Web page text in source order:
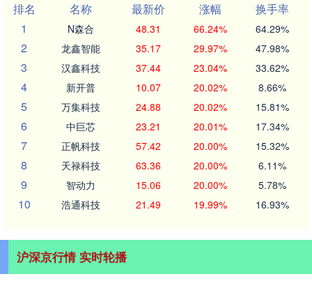
排名
名称 最新价 涨幅
换手率
1
N森合 48.31 66.24% 64.29%
2 龙鑫智能 35.17 29.97% 47.98%
3 汉鑫科技 37.44 23.04% 33.62%
4 新开普 10.07 20.02% 8.66%
5 万集科技 24.88 20.02% 15.81%
6 中巨芯 23.21 20.01% 17.34%
7 正帆科技 57.42 20.00% 15.32%
8 天禄科技 63.36 20.00% 6.11%
9 智动力 15.06 20.00% 5.78%
10 浩通科技 21.49 19.99% 16.93%
沪深京行情 实时轮播